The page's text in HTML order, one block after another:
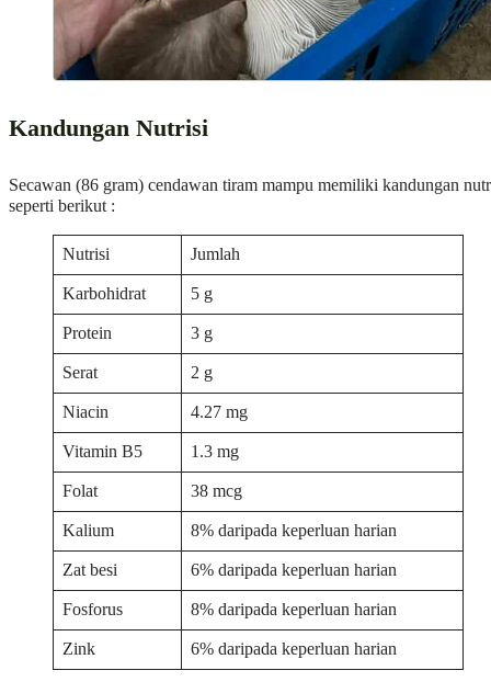
Kandungan Nutrisi
Secawan (86 gram) cendawan tiram mampu memiliki kandungan
seperti berikut :
Nutrisi
Jumlah
Karbohidrat
5 g
Protein
3 g
Serat
2 g
Niacin
4.27 mg
Vitamin B5
1.3 mg
Folat
38 mcg
Kalium
8% daripada keperluan harian
Zat besi
6% daripada keperluan harian
Fosforus
8% daripada keperluan harian
Zink
6% daripada keperluan harian